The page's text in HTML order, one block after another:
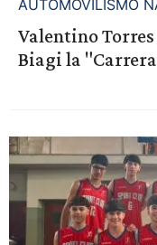
AUTOMOVILISMO
Valentino
Biagi la